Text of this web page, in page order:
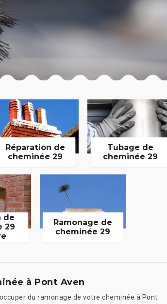
Réparation de
cheminée 29
Tubage de
cheminée 29
de
29
Ramonage de
cheminée 29
à Pont Aven
du ramonage de votre cheminée à Pont